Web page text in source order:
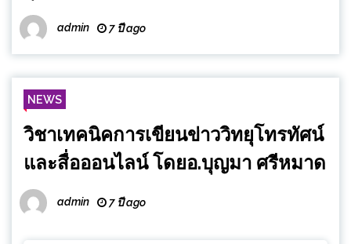
admin 7 ปี ago
NEWS
วิชาเทคนิคการเขียนข่าววิทยุโทรทัศน์
และสื่อออนไลน์ โดยอ.บุญมา ศรีหมาด
admin 7 ปี ago